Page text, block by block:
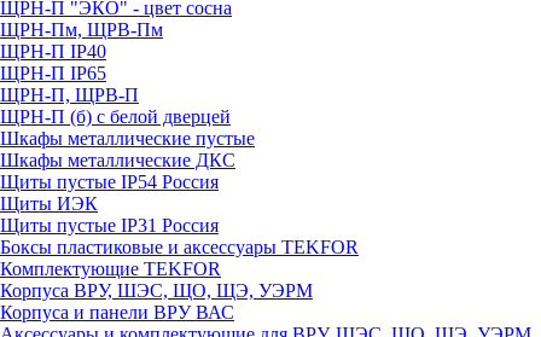
ЩРН-П "ЭКО" - цвет сосна
ЩРН-Пм, ЩРВ-Пм
ЩРН-П IP40
ЩРН-П IP65
ЩРН-П, ЩРВ-П
ЩРН-П (б) с белой дверцей
Шкафы металлические пустые
Шкафы металлические ДКС
Щиты пустые IP54 Россия
Щиты ИЭК
Щиты пустые IP31 Россия
Боксы пластиковые и аксессуары TEKFOR
Комплектующие TEKFOR
Корпуса ВРУ, ШЭС, ЩО, ЩЭ, УЭРМ
Корпуса и панели ВРУ ВАС